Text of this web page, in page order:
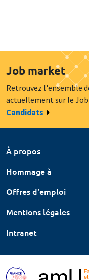
Job market
Retrouvez l'ensemble
actuellement sur le
Candidats
À propos
Hommage à
Offres d'emploi
Mentions légales
Intranet